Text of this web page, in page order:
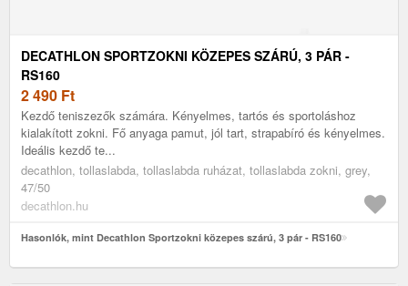
DECATHLON SPORTZOKNI KÖZEPES SZÁRÚ, 3 PÁR -
RS160
2 490 Ft
Kezdő teniszezők számára. Kényelmes, tartós és sportoláshoz
kialakított zokni. Fő anyaga pamut, jól tart, strapabíró és kényelmes.
Ideális kezdő te...
decathlon, tollaslabda, tollaslabda ruházat, tollaslabda zokni, grey,
47/50
decathlon.hu
Hasonlók, mint Decathlon Sportzokni közepes szárú, 3 pár - RS160